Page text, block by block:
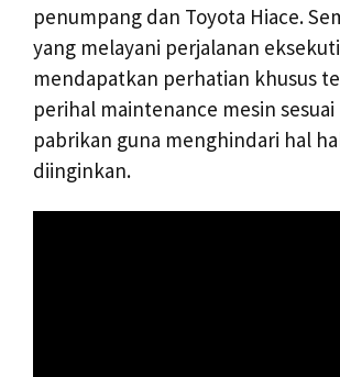
penumpang dan Toyota Hiace.
yang melayani perjalanan
mendapatkan perhatian khusus
perihal maintenance mesin
pabrikan guna menghindari hal
diinginkan.